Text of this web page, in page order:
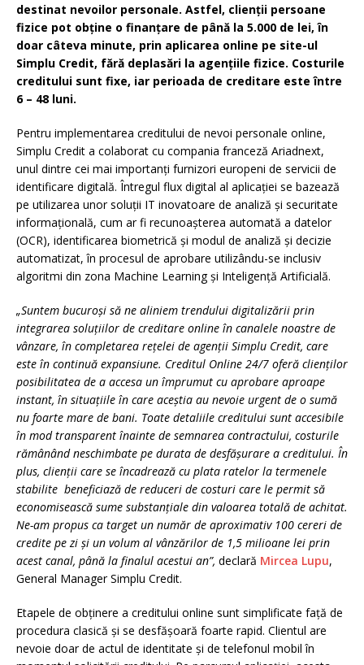
destinat nevoilor personale. Astfel, clienții persoane
fizice pot obține o finanțare de până la 5.000 de lei, în
doar câteva minute, prin aplicarea online pe site-ul
Simplu Credit, fără deplasări la agențiile fizice. Costurile
creditului sunt fixe, iar perioada de creditare este între
6 – 48 luni.
Pentru implementarea creditului de nevoi personale online,
Simplu Credit a colaborat cu compania franceză Ariadnext,
unul dintre cei mai importanți furnizori europeni de servicii de
identificare digitală. Întregul flux digital al aplicației se bazează
pe utilizarea unor soluții IT inovatoare de analiză și securitate
informațională, cum ar fi recunoașterea automată a datelor
(OCR), identificarea biometrică și modul de analiză și decizie
automatizat, în procesul de aprobare utilizându-se inclusiv
algoritmi din zona Machine Learning și Inteligență Artificială.
„Suntem bucuroși să ne aliniem trendului digitalizării prin
integrarea soluțiilor de creditare online în canalele noastre de
vânzare, în completarea rețelei de agenții Simplu Credit, care
este în continuă expansiune. Creditul Online 24/7 oferă clienților
posibilitatea de a accesa un împrumut cu aprobare aproape
instant, în situațiile în care aceștia au nevoie urgent de o sumă
nu foarte mare de bani. Toate detaliile creditului sunt accesibile
în mod transparent înainte de semnarea contractului, costurile
rămânând neschimbate pe durata de desfășurare a creditului. În
plus, clienții care se încadrează cu plata ratelor la termenele
stabilite beneficiază de reduceri de costuri care le permit să
economisească sume substanțiale din valoarea totală de achitat.
Ne-am propus ca target un număr de aproximativ 100 cereri de
credite pe zi și un volum al vânzărilor de 1,5 milioane lei prin
acest canal, până la finalul acestui an”, declară Mircea Lupu,
General Manager Simplu Credit.
Etapele de obținere a creditului online sunt simplificate față de
procedura clasică și se desfășoară foarte rapid. Clientul are
nevoie doar de actul de identitate și de telefonul mobil în